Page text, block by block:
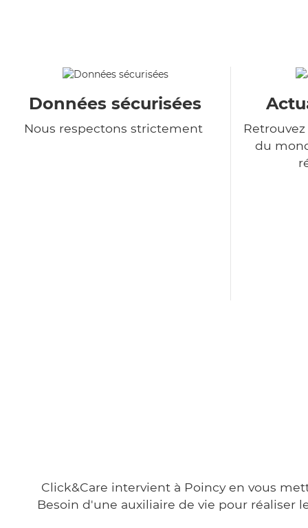
Données sécurisées
Nous respectons strictement
du
Click&Care intervient à Poincy en vous
Besoin d'une auxiliaire de vie pour réaliser